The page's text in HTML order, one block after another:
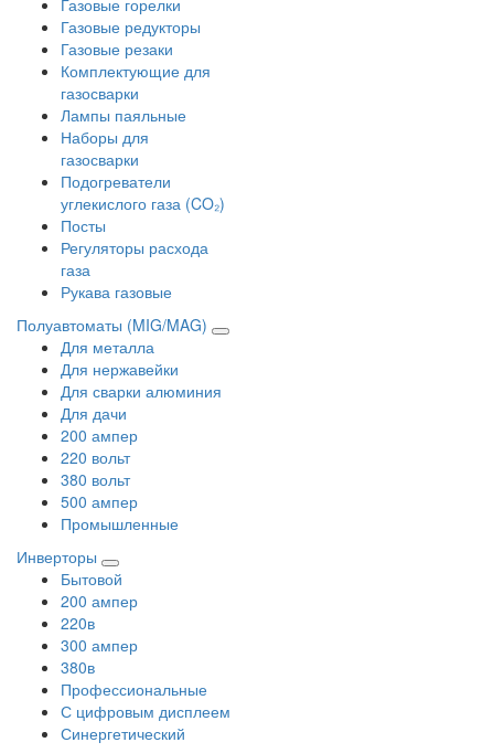
Газовые редукторы
Газовые резаки
Комплектующие для
газосварки
Лампы паяльные
Наборы для
газосварки
Подогреватели
углекислого газа (CO₂)
Посты
Регуляторы расхода
газа
Рукава газовые
Полуавтоматы (MIG/MAG)
Для металла
Для нержавейки
Для сварки алюминия
Для дачи
200 ампер
220 вольт
380 вольт
500 ампер
Промышленные
Инверторы
Бытовой
200 ампер
220в
300 ампер
380в
Профессиональные
С цифровым дисплеем
Синергетический